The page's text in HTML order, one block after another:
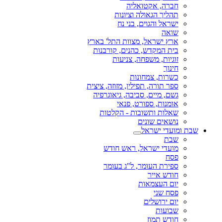
חברה, אקטואליה
תהליך הגאולה וציונות
ישראל והגוים, בני נח
שואה
ארץ ישראל, מצוות התל' בארץ
בית המקדש, כהנים, קורבנות
זוגיות, משפחה, צניעות
חינוך
כשרות, צמחונות
ספר תורה, תפילין, מזוזה, ציצית
גשם, מיים, סביבה, גיאוגרפיה
אומנות, ספורט, פנאי
שאלות ותשובות - הקלטות
נושאים שונים
שבת ומועדי ישראל
שבת
מועדי ישראל, ראש חודש
פסח
ספירת העומר, ל"ג בעומר
חודש אייר
יום העצמאות
פסח שני
יום ירושלים
שבועות
חודש תמוז